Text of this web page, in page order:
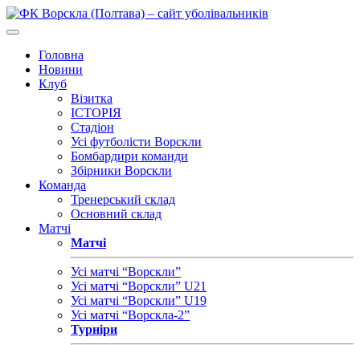
Головна
Новини
Клуб
Візитка
ІСТОРІЯ
Стадіон
Усі футболісти Ворскли
Бомбардири команди
Збірники Ворскли
Команда
Тренерський склад
Основний склад
Матчі
Матчі
Усі матчі “Ворскли”
Усі матчі “Ворскли” U21
Усі матчі “Ворскли” U19
Усі матчі “Ворскла-2”
Турніри